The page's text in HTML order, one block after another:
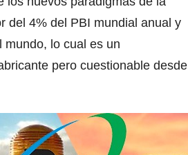
del 4% del PBI mundial anual y
mundo, lo cual es un
pero cuestionable desde